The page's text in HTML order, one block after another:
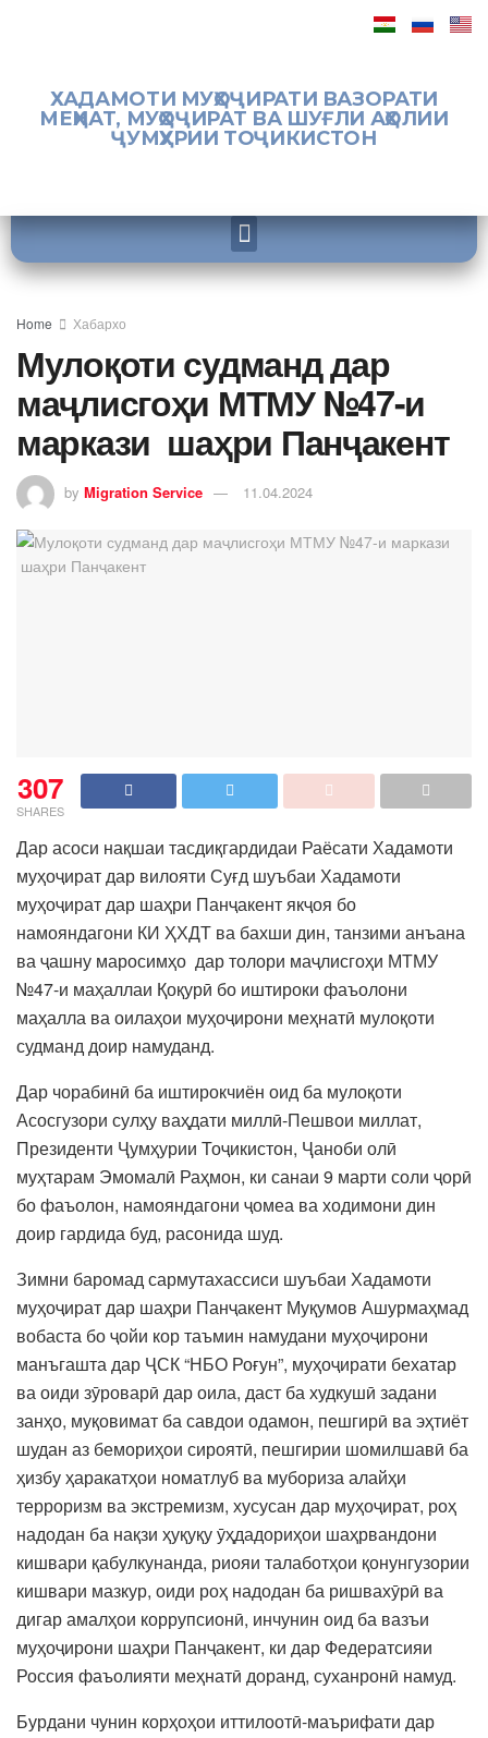
ХАДАМОТИ МУҲОҶИРАТИ ВАЗОРАТИ
МЕҲНАТ, МУҲОҶИРАТ ВА ШУҒЛИ АҲОЛИИ
ҶУМҲУРИИ ТОҶИКИСТОН
Home Хабархо
Мулоқоти судманд дар
маҷлисгоҳи МТМУ №47-и
маркази шаҳри Панҷакент
by Migration Service 11.04.2024
307
SHARES
Дар асоси нақшаи тасдиқгардидаи Раёсати Хадамоти
муҳоҷират дар вилояти Суғд шуъбаи Хадамоти
муҳоҷират дар шаҳри Панҷакент якҷоя бо
намояндагони КИ ҲХДТ ва бахши дин, танзими анъана
ва ҷашну маросимҳо дар толори маҷлисгоҳи МТМУ
№47-и маҳаллаи Қоқурӣ бо иштироки фаъолони
маҳалла ва оилаҳои муҳоҷирони меҳнатӣ мулоқоти
судманд доир намуданд.
Дар чорабинӣ ба иштирокчиён оид ба мулоқоти
Асосгузори сулҳу ваҳдати миллӣ-Пешвои миллат,
Президенти Ҷумҳурии Тоҷикистон, Ҷаноби олӣ
муҳтарам Эмомалӣ Раҳмон, ки санаи 9 марти соли ҷорӣ
бо фаъолон, намояндагони ҷомеа ва ходимони дин
доир гардида буд, расонида шуд.
Зимни баромад сармутахассиси шуъбаи Хадамоти
муҳоҷират дар шаҳри Панҷакент Муқумов Ашурмаҳмад
вобаста бо ҷойи кор таъмин намудани муҳоҷирони
манъгашта дар ҶСК “НБО Роғун”, муҳоҷирати бехатар
ва оиди зӯроварӣ дар оила, даст ба худкушӣ задани
занҳо, муқовимат ба савдои одамон, пешгирӣ ва эҳтиёт
шудан аз бемориҳои сироятӣ, пешгирии шомилшавӣ ба
ҳизбу ҳаракатҳои номатлуб ва мубориза алайҳи
терроризм ва экстремизм, хусусан дар муҳоҷират, роҳ
надодан ба нақзи ҳуқуқу ӯҳдадориҳои шаҳрвандони
кишвари қабулкунанда, риояи талаботҳои қонунгузории
кишвари мазкур, оиди роҳ надодан ба ришвахӯрӣ ва
дигар амалҳои коррупсионӣ, инчунин оид ба вазъи
муҳоҷирони шаҳри Панҷакент, ки дар Федератсияи
Россия фаъолияти меҳнатӣ доранд, суханронӣ намуд.
Бурдани чунин корҳоҳои иттилоотӣ-маърифати дар